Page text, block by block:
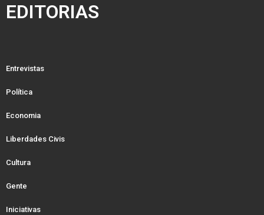
EDITORIAS
Entrevistas
Política
Economia
Liberdades Civis
Cultura
Gente
Iniciativas